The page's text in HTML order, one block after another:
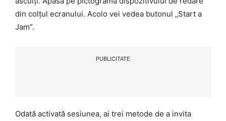
din colțul ecranului. Acolo vei vedea butonul „Start a
Jam”.
PUBLICITATE
Odată activată sesiunea, ai trei metode de a invita